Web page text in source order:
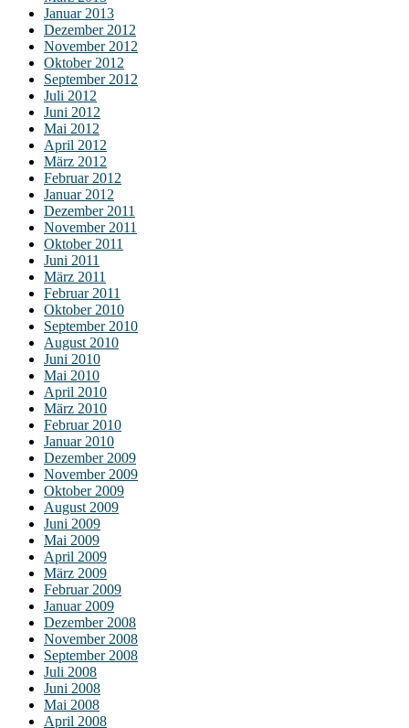
Januar 2013
Dezember 2012
November 2012
Oktober 2012
September 2012
Juli 2012
Juni 2012
Mai 2012
April 2012
März 2012
Februar 2012
Januar 2012
Dezember 2011
November 2011
Oktober 2011
Juni 2011
März 2011
Februar 2011
Oktober 2010
September 2010
August 2010
Juni 2010
Mai 2010
April 2010
März 2010
Februar 2010
Januar 2010
Dezember 2009
November 2009
Oktober 2009
August 2009
Juni 2009
Mai 2009
April 2009
März 2009
Februar 2009
Januar 2009
Dezember 2008
November 2008
September 2008
Juli 2008
Juni 2008
Mai 2008
April 2008